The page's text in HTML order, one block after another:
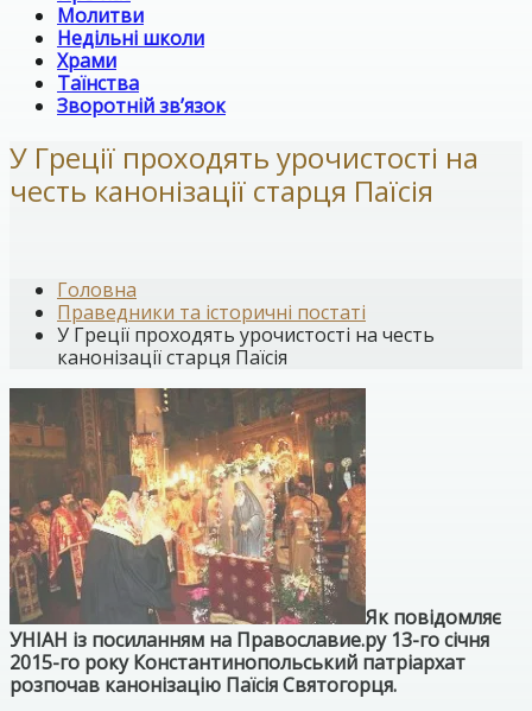
Молитви
Недільні школи
Храми
Таїнства
Зворотній зв’язок
У Греції проходять урочистості на
честь канонізації старця Паїсія
Головна
Праведники та історичні постаті
У Греції проходять урочистості на честь
канонізації старця Паїсія
Як повідомляє
УНІАН із посиланням на Православие.ру 13-го січня
2015-го року Константинопольський патріархат
розпочав канонізацію Паїсія Святогорця.